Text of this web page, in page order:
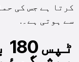
سے ہوتی ہے۔.